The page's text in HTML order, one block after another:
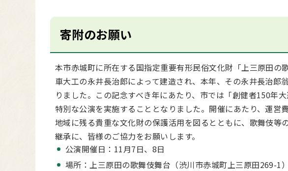
寄附のお願い
本市赤城町に所在する国指定重要有形民俗文化財「上三原田
車大工の永井長治郎によって建造され、本年、その永井長治郎
りました。この記念すべき年にあたり、市では「創健者150年
特別な公演を実施することとなりました。開催にあたり、運営
地域に残る貴重な文化財の保護活用を図るとともに、歌舞伎等
継承に、皆様のご協力をお願いします。
公演開催日：11月7日、8日
場所：上三原田の歌舞伎舞台（渋川市赤城町上三原田269-1）